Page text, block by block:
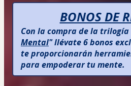
BONOS DE
Con la compra de la trilogía
Mental" llévate 6 bonos
te proporcionarán
para empoderar tu mente.